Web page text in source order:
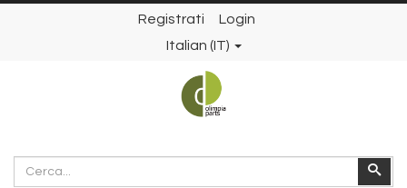
Registrati
Login
Italian (IT)
Cerca